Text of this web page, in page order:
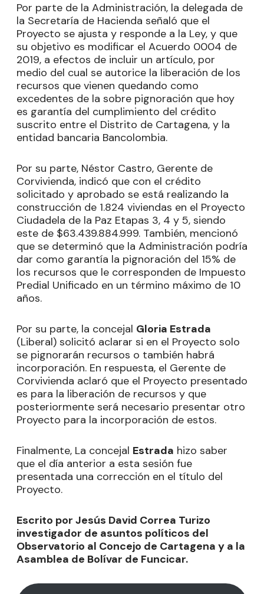
Por parte de la Administración, la delegada de
la Secretaría de Hacienda señaló que el
Proyecto se ajusta y responde a la Ley, y que
su objetivo es modificar el Acuerdo 0004 de
2019, a efectos de incluir un artículo, por
medio del cual se autorice la liberación de los
recursos que vienen quedando como
excedentes de la sobre pignoración que hoy
es garantía del cumplimiento del crédito
suscrito entre el Distrito de Cartagena, y la
entidad bancaria Bancolombia.
Por su parte, Néstor Castro, Gerente de
Corvivienda, indicó que con el crédito
solicitado y aprobado se está realizando la
construcción de 1.824 viviendas en el Proyecto
Ciudadela de la Paz Etapas 3, 4 y 5, siendo
este de $63.439.884.999. También, mencionó
que se determinó que la Administración podría
dar como garantía la pignoración del 15% de
los recursos que le corresponden de Impuesto
Predial Unificado en un término máximo de 10
años.
Por su parte, la concejal Gloria Estrada
(Liberal) solicitó aclarar si en el Proyecto solo
se pignorarán recursos o también habrá
incorporación. En respuesta, el Gerente de
Corvivienda aclaró que el Proyecto presentado
es para la liberación de recursos y que
posteriormente será necesario presentar otro
Proyecto para la incorporación de estos.
Finalmente, La concejal Estrada hizo saber
que el día anterior a esta sesión fue
presentada una corrección en el título del
Proyecto.
Escrito por Jesús David Correa Turizo
investigador de asuntos políticos del
Observatorio al Concejo de Cartagena y a la
Asamblea de Bolívar de Funcicar.